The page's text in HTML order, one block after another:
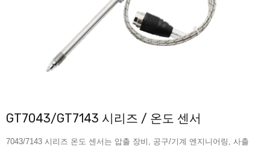
GT7043/GT7143 시리즈 / 온도 센서
7043/7143 시리즈 온도 센서는 압출 장비, 공구/기계 엔지니어링, 사출